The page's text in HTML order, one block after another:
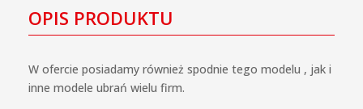
OPIS PRODUKTU
W ofercie posiadamy również spodnie tego modelu , jak i
inne modele ubrań wielu firm.